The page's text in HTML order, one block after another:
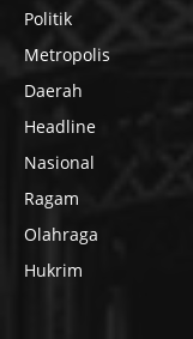
Politik
Metropolis
Daerah
Headline
Nasional
Ragam
Olahraga
Hukrim